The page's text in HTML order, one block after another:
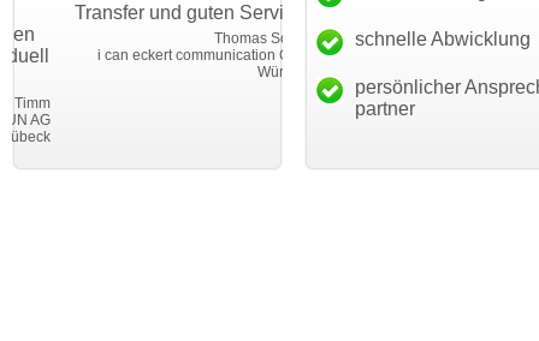
Transfer und guten Service!"
Thomas Schäfer
i can eckert communication GmbH
Würzburg
Wunschdomain gefunden zu
haben. Die Domain passt für
mein Business und mich
hundertprozentig."
schnelle Abwicklung
persönlicher
partner